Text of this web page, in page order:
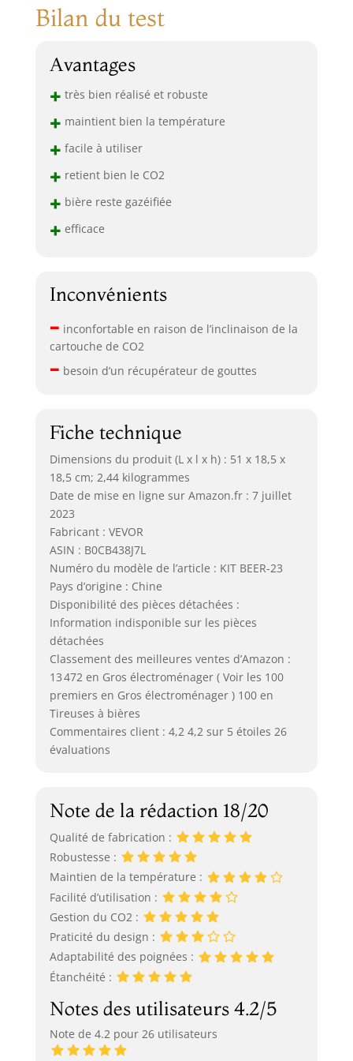
Bilan du test
Avantages
+ très bien réalisé et robuste
+ maintient bien la température
+ facile à utiliser
+ retient bien le CO2
+ bière reste gazéifiée
+ efficace
Inconvénients
– inconfortable en raison de l’inclinaison de la
cartouche de CO2
– besoin d’un récupérateur de gouttes
Fiche technique
Dimensions du produit (L x l x h) : 51 x 18,5 x
18,5 cm; 2,44 kilogrammes
Date de mise en ligne sur Amazon.fr : 7 juillet
2023
Fabricant : VEVOR
ASIN : B0CB438J7L
Numéro du modèle de l’article : KIT BEER-23
Pays d’origine : Chine
Disponibilité des pièces détachées :
Information indisponible sur les pièces
détachées
Classement des meilleures ventes d’Amazon :
13 472 en Gros électroménager ( Voir les 100
premiers en Gros électroménager ) 100 en
Tireuses à bières
Commentaires client : 4,2 4,2 sur 5 étoiles 26
évaluations
Note de la rédaction 18/20
Qualité de fabrication :
Robustesse :
Maintien de la température :
Facilité d’utilisation :
Gestion du CO2 :
Praticité du design :
Adaptabilité des poignées :
Étanchéité :
Notes des utilisateurs 4.2/5
Note de 4.2 pour 26 utilisateurs